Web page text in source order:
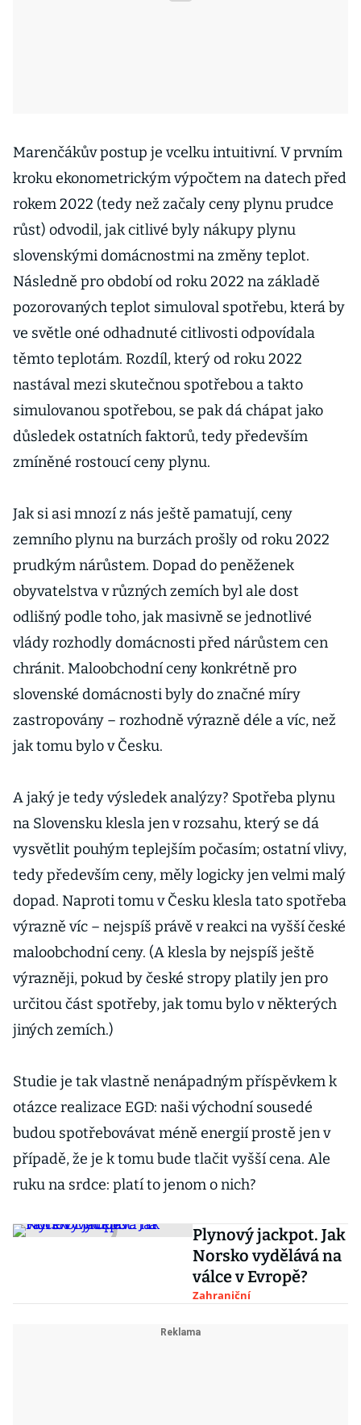
Marenčákův postup je vcelku intuitivní. V prvním
kroku ekonometrickým výpočtem na datech před
rokem 2022 (tedy než začaly ceny plynu prudce
růst) odvodil, jak citlivé byly nákupy plynu
slovenskými domácnostmi na změny teplot.
Následně pro období od roku 2022 na základě
pozorovaných teplot simuloval spotřebu, která by
ve světle oné odhadnuté citlivosti odpovídala
těmto teplotám. Rozdíl, který od roku 2022
nastával mezi skutečnou spotřebou a takto
simulovanou spotřebou, se pak dá chápat jako
důsledek ostatních faktorů, tedy především
zmíněné rostoucí ceny plynu.
Jak si asi mnozí z nás ještě pamatují, ceny
zemního plynu na burzách prošly od roku 2022
prudkým nárůstem. Dopad do peněženek
obyvatelstva v různých zemích byl ale dost
odlišný podle toho, jak masivně se jednotlivé
vlády rozhodly domácnosti před nárůstem cen
chránit. Maloobchodní ceny konkrétně pro
slovenské domácnosti byly do značné míry
zastropovány – rozhodně výrazně déle a víc, než
jak tomu bylo v Česku.
A jaký je tedy výsledek analýzy? Spotřeba plynu
na Slovensku klesla jen v rozsahu, který se dá
vysvětlit pouhým teplejším počasím; ostatní vlivy,
tedy především ceny, měly logicky jen velmi malý
dopad. Naproti tomu v Česku klesla tato spotřeba
výrazně víc – nejspíš právě v reakci na vyšší české
maloobchodní ceny. (A klesla by nejspíš ještě
výrazněji, pokud by české stropy platily jen pro
určitou část spotřeby, jak tomu bylo v některých
jiných zemích.)
Studie je tak vlastně nenápadným příspěvkem k
otázce realizace EGD: naši východní sousedé
budou spotřebovávat méně energií prostě jen v
případě, že je k tomu bude tlačit vyšší cena. Ale
ruku na srdce: platí to jenom o nich?
Plynový jackpot. Jak
Norsko vydělává na
válce v Evropě?
Zahraniční